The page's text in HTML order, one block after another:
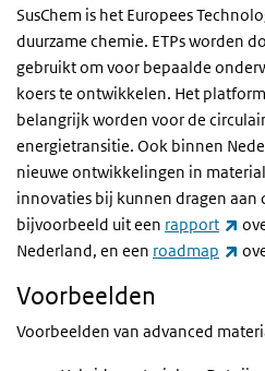
SusChem is het Europees
duurzame chemie. ETPs worden
gebruikt om voor bepaalde
koers te ontwikkelen. Het
belangrijk worden voor de
energietransitie. Ook binnen
nieuwe ontwikkelingen in
innovaties bij kunnen dragen
bijvoorbeeld uit een rapport
Nederland, en een roadmap
Voorbeelden
Voorbeelden van advanced